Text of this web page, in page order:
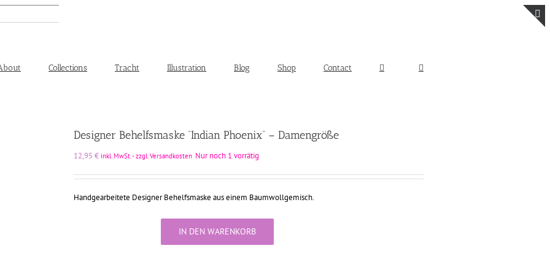
Collections Tracht Illustration Blog Shop Contact
Designer Behelfsmaske “Indian Phoenix” – Damengröße
12,95 € inkl. MwSt. - zzgl. Versandkosten Nur noch 1 vorrätig
Handgearbeitete Designer Behelfsmaske aus einem Baumwollgemisch.
IN DEN WARENKORB